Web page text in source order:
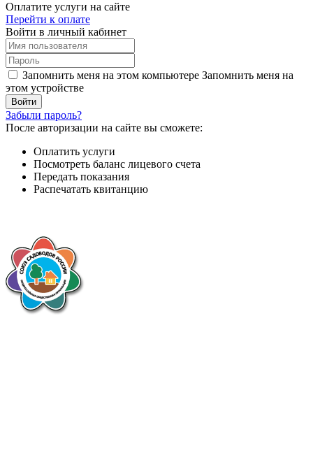
Оплатите услуги на сайте
Перейти к оплате
Войти в личный кабинет
Запомнить меня на этом компьютере Запомнить меня на
этом устройстве
Забыли пароль?
После авторизации на сайте вы сможете:
Оплатить услуги
Посмотреть баланс лицевого счета
Передать показания
Распечатать квитанцию